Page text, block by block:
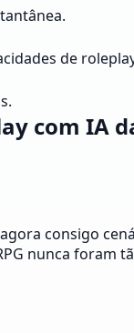
de
com IA
consigo
nunca foram